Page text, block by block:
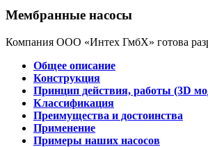
Мембранные насосы
Компания ООО «Интех ГмбХ» готова
Общее описание
Конструкция
Принцип действия, работы (3D
Классификация
Преимущества и достоинства
Применение
Примеры наших насосов